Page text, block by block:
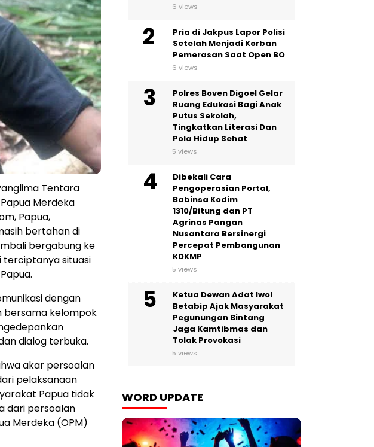
Tentara
Merdeka
Papua,
bertahan di
bergabung ke
terciptanya situasi
dengan
bersama kelompok
dialog terbuka.
akar persoalan
pelaksanaan
Papua tidak
dari persoalan
Merdeka (OPM)
6 views
Pria di Jakpus Lapor Polisi
Setelah Menjadi Korban
Pemerasan Saat Open BO
6 views
Polres Boven Digoel Gelar
Ruang Edukasi Bagi Anak
Putus Sekolah,
Tingkatkan Literasi Dan
Pola Hidup Sehat
5 views
Dibekali Cara
Pengoperasian Portal,
Babinsa Kodim
1310/Bitung dan PT
Agrinas Pangan
Nusantara Bersinergi
Percepat Pembangunan
KDKMP
5 views
Ketua Dewan Adat Iwol
Betabip Ajak Masyarakat
Pegunungan Bintang
Jaga Kamtibmas dan
Tolak Provokasi
5 views
WORD UPDATE